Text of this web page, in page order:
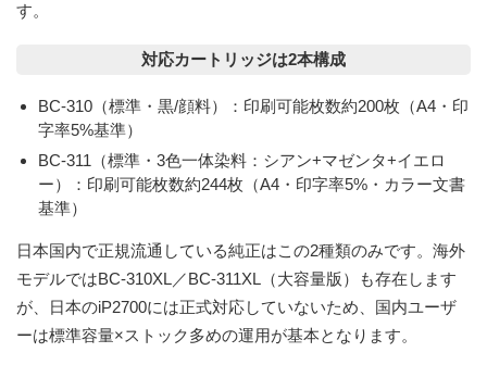
す。
対応カートリッジは2本構成
BC-310（標準・黒/顔料）
：印刷可能枚数約200枚（A4・印
字率5%基準）
BC-311（標準・3色一体染料：シアン+マゼンタ+イエロ
ー）
：印刷可能枚数約244枚（A4・印字率5%・カラー文書
基準）
日本国内で正規流通している純正はこの2種類のみです。海外
モデルではBC-310XL／BC-311XL（大容量版）も存在します
が、日本のiP2700には正式対応していないため、国内ユーザ
ーは標準容量×ストック多めの運用が基本となります。